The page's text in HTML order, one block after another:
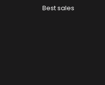
Best sales